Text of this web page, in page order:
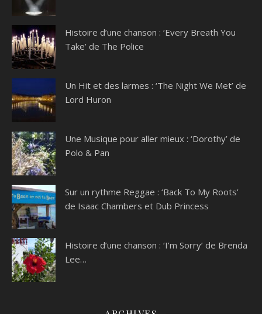
Histoire d’une chanson : ‘Every Breath You
Take’ de The Police
Un Hit et des larmes : ‘The Night We Met’ de
Lord Huron
Une Musique pour aller mieux : ‘Dorothy’ de
Polo & Pan
Sur un rythme Reggae : ‘Back To My Roots’
de Isaac Chambers et Dub Princess
Histoire d’une chanson : ‘I’m Sorry’ de Brenda
Lee…